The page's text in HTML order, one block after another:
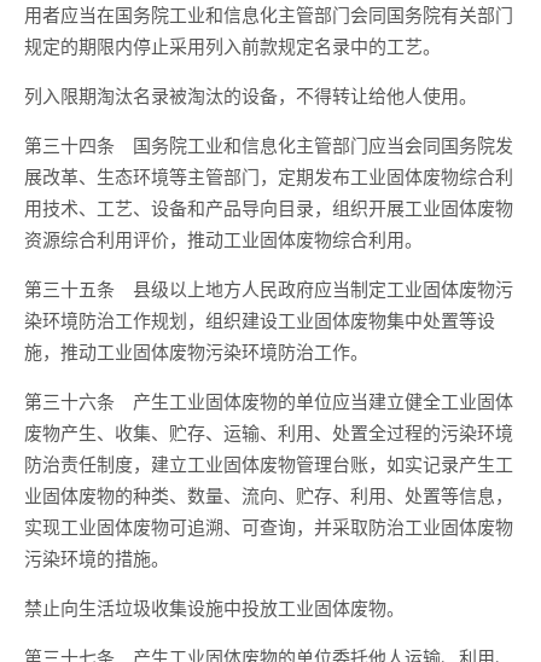
用者应当在国务院工业和信息化主管部门会同国务院有关部门
规定的期限内停止采用列入前款规定名录中的工艺。
列入限期淘汰名录被淘汰的设备，不得转让给他人使用。
第三十四条 国务院工业和信息化主管部门应当会同国务院发
展改革、生态环境等主管部门，定期发布工业固体废物综合利
用技术、工艺、设备和产品导向目录，组织开展工业固体废物
资源综合利用评价，推动工业固体废物综合利用。
第三十五条 县级以上地方人民政府应当制定工业固体废物污
染环境防治工作规划，组织建设工业固体废物集中处置等设
施，推动工业固体废物污染环境防治工作。
第三十六条 产生工业固体废物的单位应当建立健全工业固体
废物产生、收集、贮存、运输、利用、处置全过程的污染环境
防治责任制度，建立工业固体废物管理台账，如实记录产生工
业固体废物的种类、数量、流向、贮存、利用、处置等信息，
实现工业固体废物可追溯、可查询，并采取防治工业固体废物
污染环境的措施。
禁止向生活垃圾收集设施中投放工业固体废物。
第三十七条 产生工业固体废物的单位委托他人运输、利用、